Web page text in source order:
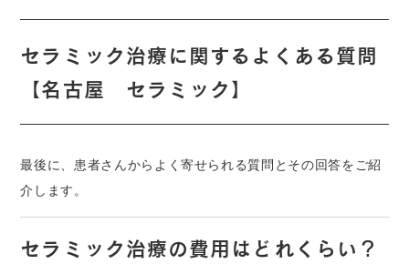
セラミック治療に関するよくある質問
【名古屋 セラミック】
最後に、患者さんからよく寄せられる質問とその回答をご紹
介します。
セラミック治療の費用はどれくらい？